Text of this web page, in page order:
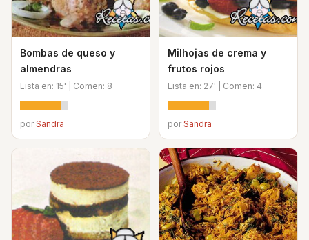
Bombas de queso y
almendras
Lista en: 15' | Comen: 8
porSandra
Milhojas de crema y
frutos rojos
Lista en: 27' | Comen: 4
porSandra